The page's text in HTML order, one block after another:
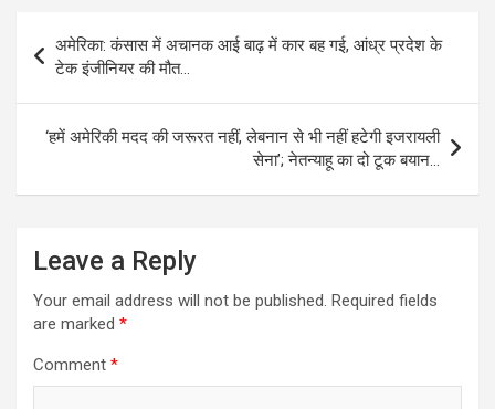
Post
navigation
अमेरिका: कंसास में अचानक आई बाढ़ में कार बह गई, आंध्र प्रदेश के
टेक इंजीनियर की मौत…
‘हमें अमेरिकी मदद की जरूरत नहीं, लेबनान से भी नहीं हटेगी इजरायली
सेना’; नेतन्याहू का दो टूक बयान…
Leave a Reply
Your email address will not be published. Required fields
are marked *
Comment *